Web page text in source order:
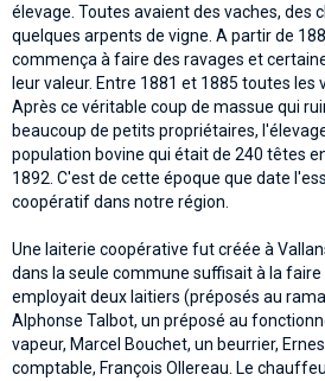
élevage. Toutes avaient des vaches, des
quelques arpents de vigne. A partir de
commença à faire des ravages et
leur valeur. Entre 1881 et 1885 toutes les
Après ce véritable coup de massue qui
beaucoup de petits propriétaires,
population bovine qui était de 240 têtes
1892. C'est de cette époque que date
coopératif dans notre région.
Une laiterie coopérative fut créée à
dans la seule commune suffisait à la
employait deux laitiers (préposés au
Alphonse Talbot, un préposé au
vapeur, Marcel Bouchet, un beurrier,
comptable, François Ollereau. Le